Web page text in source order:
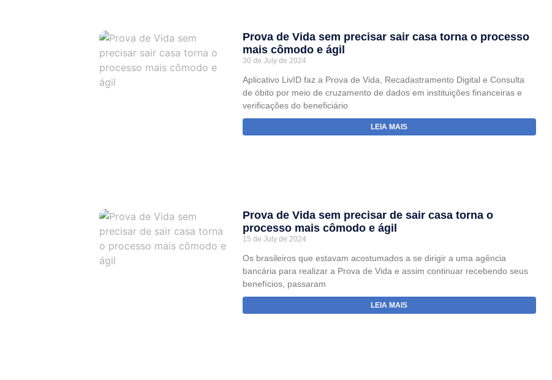
Prova de Vida sem precisar sair casa torna o processo
mais cômodo e ágil
30 de July de 2024
Aplicativo LivID faz a Prova de Vida, Recadastramento Digital e Consulta
de óbito por meio de cruzamento de dados em instituições financeiras e
verificações do beneficiário
LEIA MAIS
Prova de Vida sem precisar de sair casa torna o
processo mais cômodo e ágil
15 de July de 2024
Os brasileiros que estavam acostumados a se dirigir a uma agência
bancária para realizar a Prova de Vida e assim continuar recebendo seus
benefícios, passaram
LEIA MAIS